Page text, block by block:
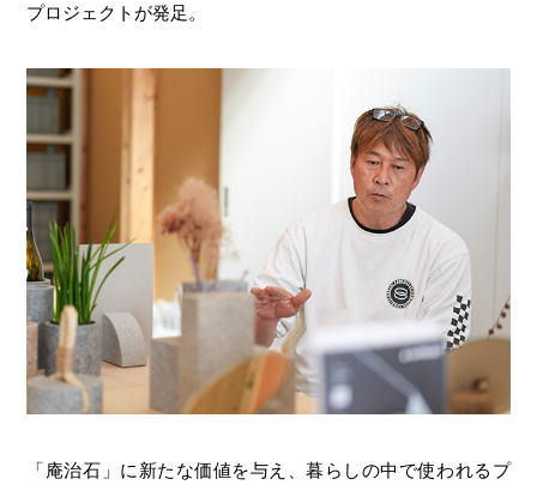
プロジェクトが発足。
「庵治石」に新たな価値を与え、暮らしの中で使われるプ